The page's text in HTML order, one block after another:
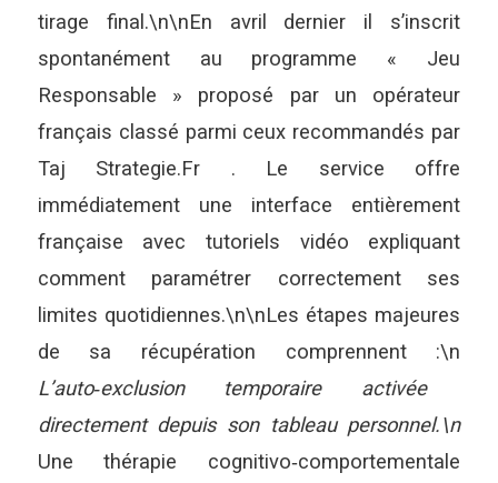
tirage final.\n\nEn avril dernier il s’inscrit
spontanément au programme « Jeu
Responsable » proposé par un opérateur
français classé parmi ceux recommandés par
Taj Strategie.Fr . Le service offre
immédiatement une interface entièrement
française avec tutoriels vidéo expliquant
comment paramétrer correctement ses
limites quotidiennes.\n\nLes étapes majeures
de sa récupération comprennent :\n
L’auto‑exclusion temporaire activée
directement depuis son tableau personnel.\n
Une thérapie cognitivo‑comportementale